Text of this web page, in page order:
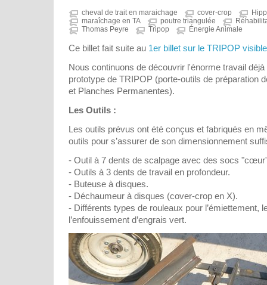
cheval de trait en maraichage cover-crop
maraîchage en TA
poutre triangulée
Thomas Peyre
Tripop Énergie Animale
Ce billet fait suite au 1er billet sur le TRIPOP
Nous continuons de découvrir l'énorme travail
prototype de TRIPOP (porte-outils de préparation
et Planches Permanentes).
Les Outils :
Les outils prévus ont été conçus et fabriqués en
outils pour s’assurer de son dimensionnement
- Outil à 7 dents de scalpage avec des socs
- Outils à 3 dents de travail en profondeur.
- Buteuse à disques.
- Déchaumeur à disques (cover-crop en X).
- Différents types de rouleaux pour l’émiettement,
l’enfouissement d’engrais vert.